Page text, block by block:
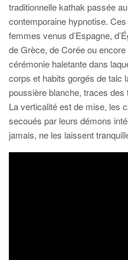
traditionnelle kathak passée
contemporaine hypnotise.
femmes venus d’Espagne,
de Grèce, de Corée ou encore
cérémonie haletante dans
corps et habits gorgés de talc
poussière blanche, traces des
La verticalité est de mise, les
secoués par leurs démons
jamais, ne les laissent